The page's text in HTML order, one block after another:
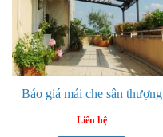
Báo giá mái che sân thượng
Liên hệ